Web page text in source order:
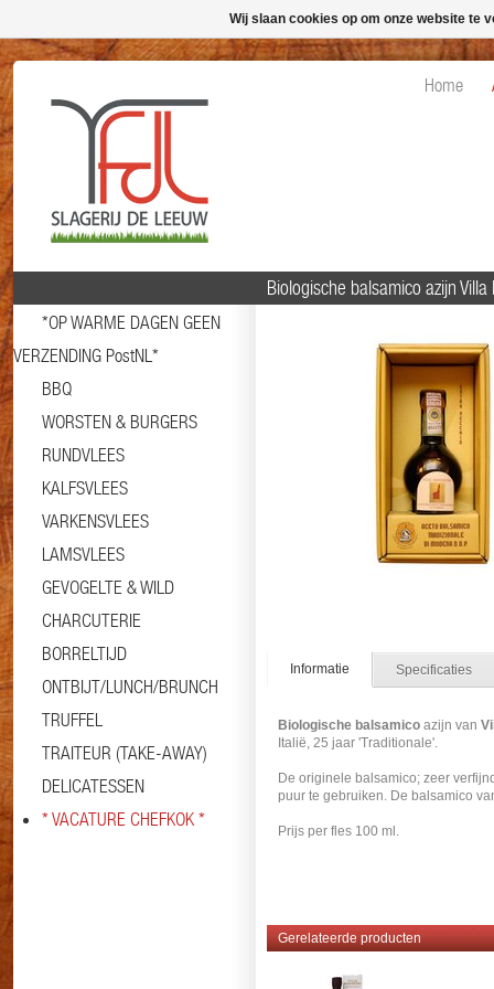
Home
*OP WARME DAGEN GEEN
VERZENDING PostNL*
BBQ
WORSTEN & BURGERS
RUNDVLEES
KALFSVLEES
VARKENSVLEES
LAMSVLEES
GEVOGELTE & WILD
CHARCUTERIE
BORRELTIJD
ONTBIJT/LUNCH/BRUNCH
TRUFFEL
TRAITEUR (TAKE-AWAY)
DELICATESSEN
* VACATURE CHEFKOK *
Biologische balsamico azijn
Informatie Specificaties
Biologische balsamico azijn van
Italië, 25 jaar 'Traditionale'.
De originele balsamico; zeer
puur te gebruiken. De balsamico
Prijs per fles 100 ml.
Gerelateerde producten
Wij slaan cookies op om onze website te